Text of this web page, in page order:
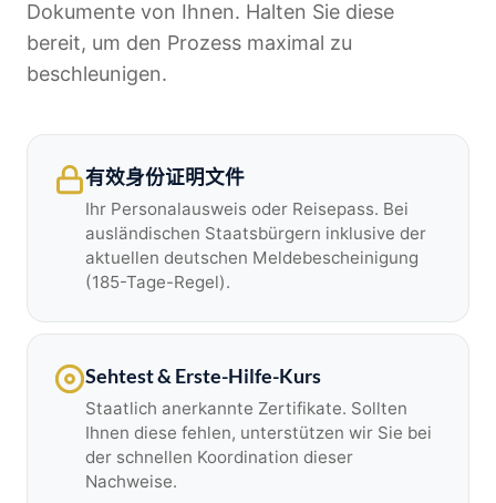
Dokumente von Ihnen. Halten Sie diese
bereit, um den Prozess maximal zu
beschleunigen.
有效身份证明文件
Ihr Personalausweis oder Reisepass. Bei
ausländischen Staatsbürgern inklusive der
aktuellen deutschen Meldebescheinigung
(185-Tage-Regel).
Sehtest & Erste-Hilfe-Kurs
Staatlich anerkannte Zertifikate. Sollten
Ihnen diese fehlen, unterstützen wir Sie bei
der schnellen Koordination dieser
Nachweise.